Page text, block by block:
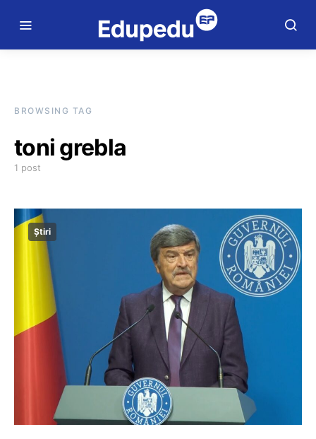
BROWSING TAG
toni grebla
1 post
Știri